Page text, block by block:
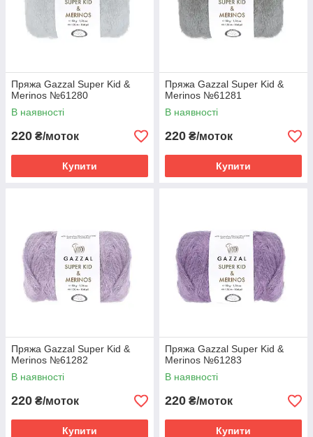
Пряжа Gazzal Super Kid &
Merinos №61280
В наявності
220 ₴/моток
Купити
Пряжа Gazzal Super Kid &
Merinos №61281
В наявності
220 ₴/моток
Купити
Пряжа Gazzal Super Kid &
Merinos №61282
В наявності
220 ₴/моток
Купити
Пряжа Gazzal Super Kid &
Merinos №61283
В наявності
220 ₴/моток
Купити